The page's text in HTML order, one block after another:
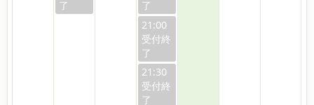
21:00
21:30